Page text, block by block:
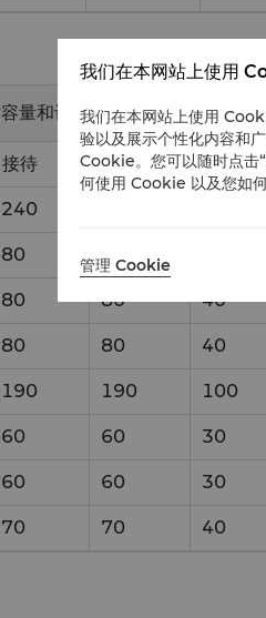
容量和设置样式
接待 剧院 宴会
240
80 80
80 80 40
80 80 40
190 190 100
60 60 30
60 60 30
70 70 40
我们在本网站上使用
我们在本网站上使用
验以及展示个性化内容和
Cookie。您可以随时点击
何使用 Cookie 以及您如
管理 Cookie